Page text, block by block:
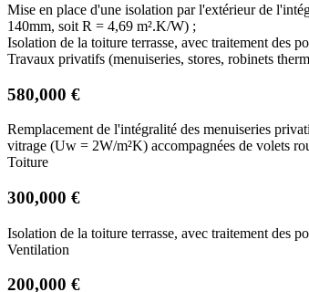
Mise en place d'une isolation par l'extérieur de
140mm, soit R = 4,69 m².K/W) ;
Isolation de la toiture terrasse, avec traitement des
Travaux privatifs (menuiseries, stores, robinets
580,000 €
Remplacement de l'intégralité des menuiseries
vitrage (Uw = 2W/m²K) accompagnées de volets
Toiture
300,000 €
Isolation de la toiture terrasse, avec traitement des
Ventilation
200,000 €